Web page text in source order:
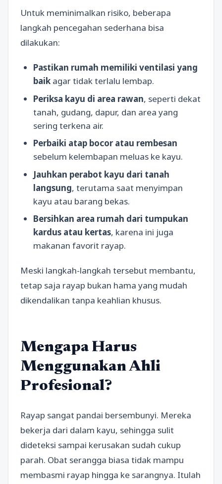
Untuk meminimalkan risiko, beberapa
langkah pencegahan sederhana bisa
dilakukan:
Pastikan rumah memiliki ventilasi yang
baikagar tidak terlalu lembap.
Periksa kayu di area rawan, seperti dekat
tanah, gudang, dapur, dan area yang
sering terkena air.
Perbaiki atap bocor atau rembesan
sebelum kelembapan meluas ke kayu.
Jauhkan perabot kayu dari tanah
langsung, terutama saat menyimpan
kayu atau barang bekas.
Bersihkan area rumah dari tumpukan
kardus atau kertas, karena ini juga
makanan favorit rayap.
Meski langkah-langkah tersebut membantu,
tetap saja rayap bukan hama yang mudah
dikendalikan tanpa keahlian khusus.
Mengapa Harus
Menggunakan Ahli
Profesional?
Rayap sangat pandai bersembunyi. Mereka
bekerja dari dalam kayu, sehingga sulit
dideteksi sampai kerusakan sudah cukup
parah. Obat serangga biasa tidak mampu
membasmi rayap hingga ke sarangnya. Itulah